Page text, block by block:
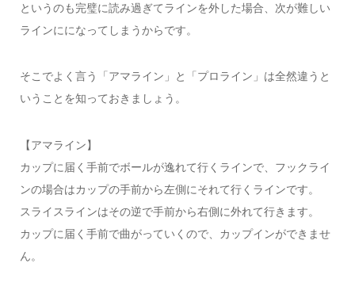
というのも完璧に読み過ぎてラインを外した場合、次が難しい
ラインにになってしまうからです。
そこでよく言う「アマライン」と「プロライン」は全然違うと
いうことを知っておきましょう。
【アマライン】
カップに届く手前でボールが逸れて行くラインで、フックライ
ンの場合はカップの手前から左側にそれて行くラインです。
スライスラインはその逆で手前から右側に外れて行きます。
カップに届く手前で曲がっていくので、カップインができませ
ん。